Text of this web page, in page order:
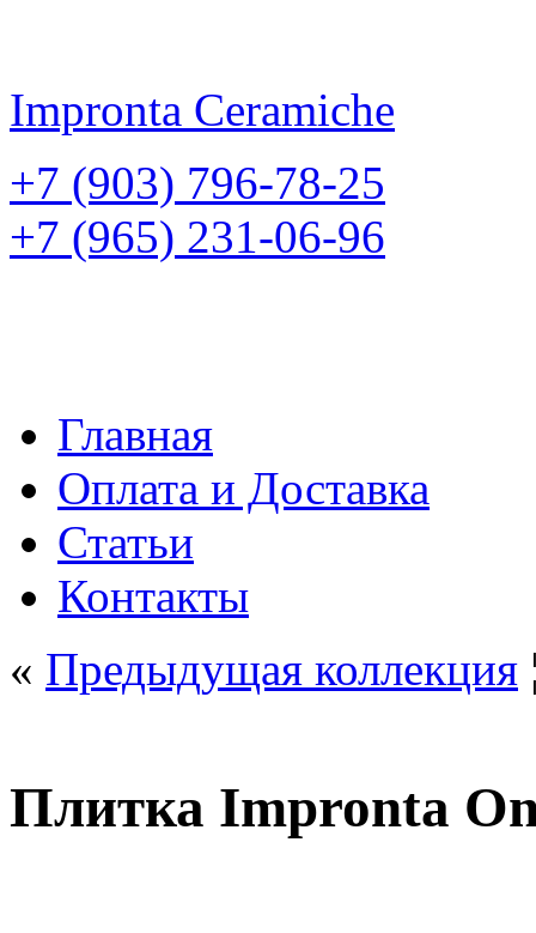
Impronta Ceramiche
+7 (903) 796-78-25
+7 (965) 231-06-96
Главная
Оплата и Доставка
Статьи
Контакты
« Предыдущая коллекция
Плитка Impronta